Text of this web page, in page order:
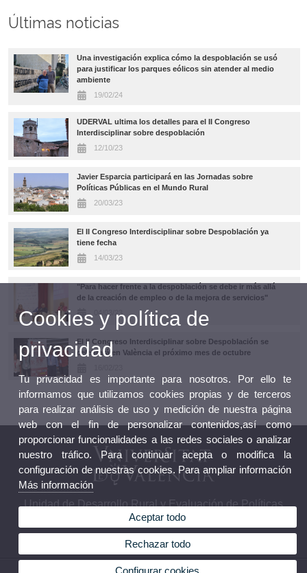
Últimas noticias
Una investigación explica cómo la despoblación se usó
para justificar los parques eólicos sin atender al medio
ambiente
19/02/24
UDERVAL ultima los detalles para el II Congreso
Interdisciplinar sobre despoblación
12/10/23
Javier Esparcia participará en las Jornadas sobre
Políticas Públicas en el Mundo Rural
20/03/23
El II Congreso Interdisciplinar sobre Despoblación ya
tiene fecha
14/03/23
"Para hacer frente a la despoblación se debe ir más allá
de la creación de empleo o de la mejora de servicios"
04/03/23
El II Congreso Interdisciplinar sobre Despoblación se
celebrará en València el próximo mes de octubre
Unidad de Desarrollo Rural y Evaluación de Políticas
Públicas (UDERVAL)
© 2026 UV. - Av. Blasco Ibáñez, 28 46010 València (València). Tel: 963 864 764
Cookies y política de
privacidad
Tu privacidad es importante para nosotros. Por ello te
informamos que utilizamos cookies propias y de terceros
para realizar análisis de uso y medición de nuestra página
web con el fin de personalizar contenidos,así como
proporcionar funcionalidades a las redes sociales o analizar
nuestro tráfico. Para continuar acepta o modifica la
configuración de nuestras cookies. Para ampliar información
Más información
Aceptar todo
Rechazar todo
Configurar cookies